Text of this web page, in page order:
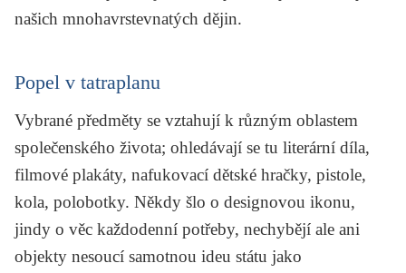
našich mnohavrstevnatých dějin.
Popel v tatraplanu
Vybrané předměty se vztahují k různým oblastem
společenského života; ohledávají se tu literární díla,
filmové plakáty, nafukovací dětské hračky, pistole,
kola, polobotky. Někdy šlo o designovou ikonu,
jindy o věc každodenní potřeby, nechybějí ale ani
objekty nesoucí samotnou ideu státu jako